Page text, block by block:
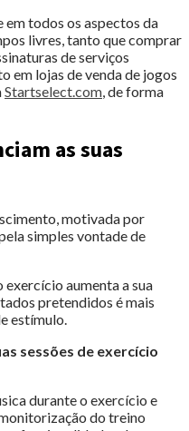
todos os aspectos da
livres, tanto que comprar
de serviços
em lojas de venda de jogos
Startselect.com, de forma
as suas
motivada por
simples vontade de
aumenta a sua
pretendidos é mais
estímulo.
sessões de exercício
durante o exercício e
do treino